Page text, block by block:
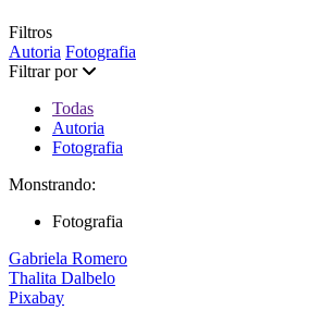
Filtros
Filtrar por categoria:
Autoria Filtrar por categoria:
Fotografia
Filtrar por
Todas
Autoria
Fotografia
Monstrando:
Fotografia
Gabriela Romero
Thalita Dalbelo
Pixabay